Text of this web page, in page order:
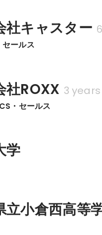
社キャスター
セールス
社ROXX 3 years
・セールス
学
立小倉西高等